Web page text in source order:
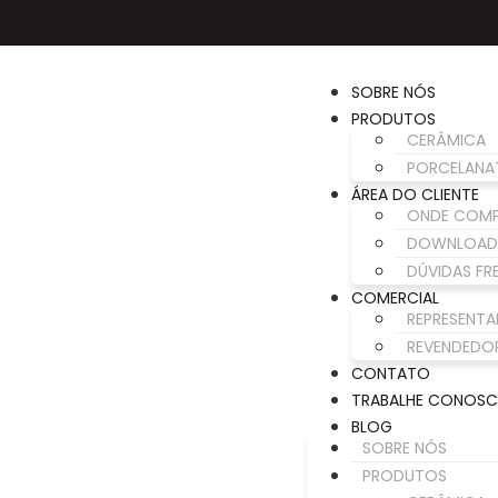
SOBRE NÓS
PRODUTOS
CERÂMICA
ÁREA DO CLIENTE
ONDE
DÚVIDAS
COMERCIAL
CONTATO
TRABALHE
BLOG
SOBRE NÓS
PRODUTOS